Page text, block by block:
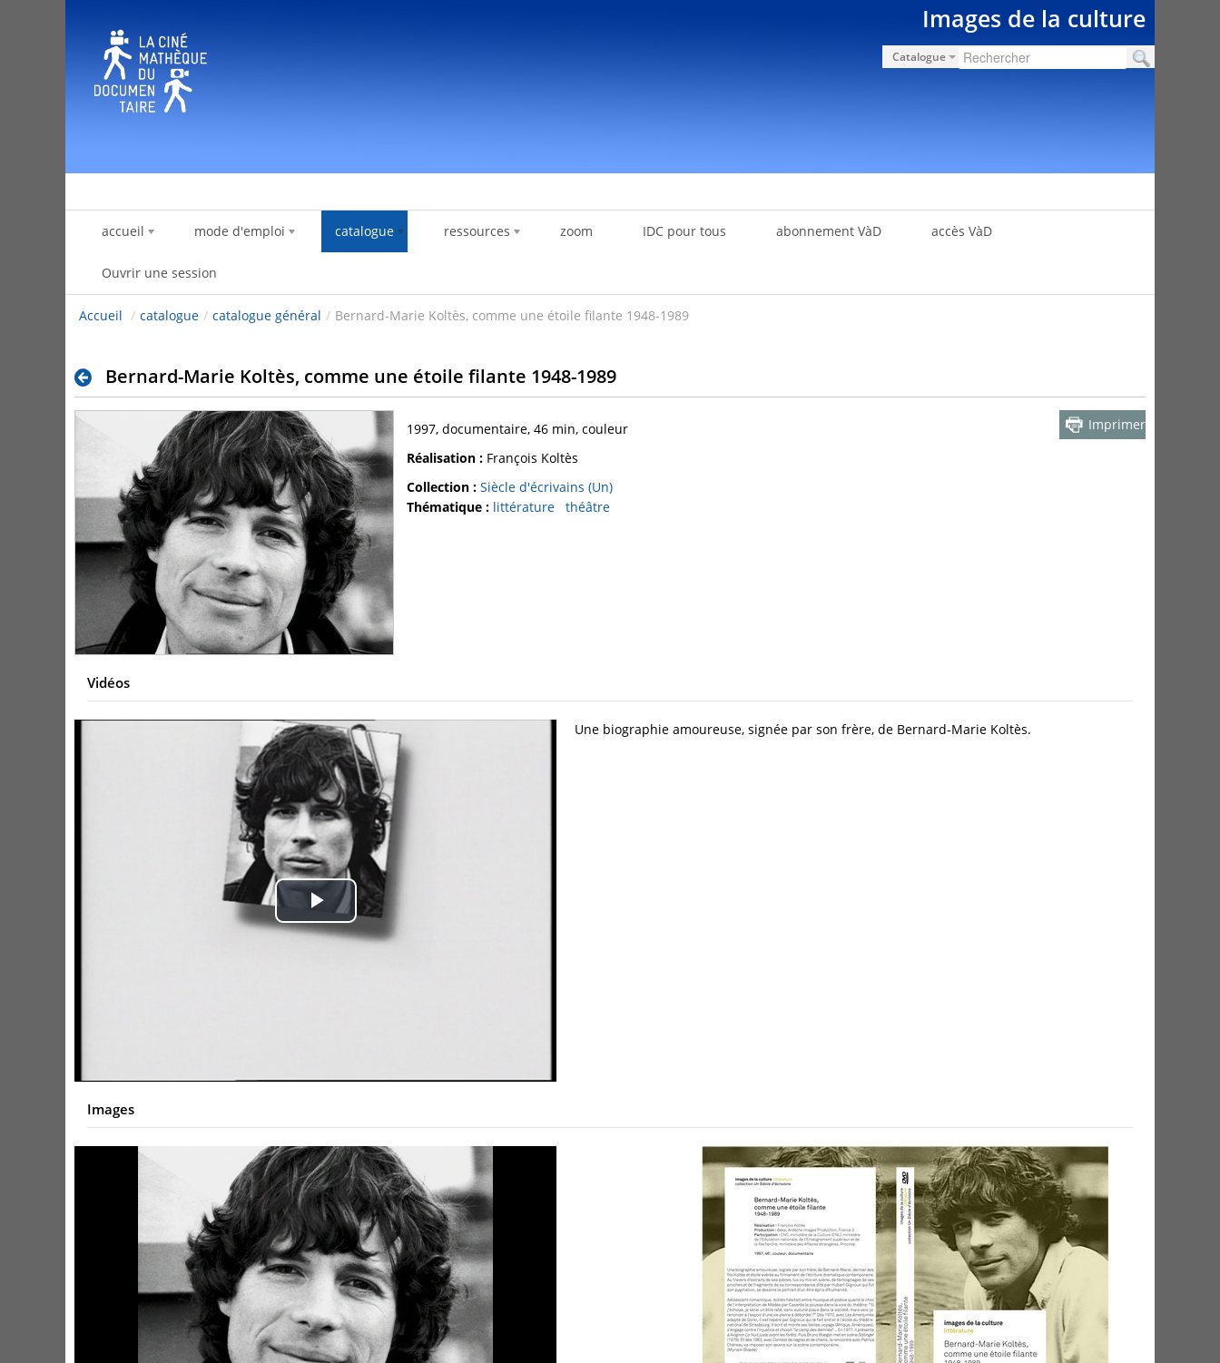
Images de la culture
Catalogue
accueil mode d'emploi catalogue ressources zoom IDC pour tous abonnement VàD accès VàD
Ouvrir une session
Accueil / catalogue / catalogue général / Bernard-Marie Koltès, comme une étoile filante 1948-1989
Bernard-Marie Koltès, comme une étoile filante 1948-1989
Imprimer
1997, documentaire, 46 min, couleur
Réalisation : François Koltès
Collection : Siècle d'écrivains (Un)
Thématique : littérature théâtre
Vidéos
Play
Une biographie amoureuse, signée par son frère, de Bernard-Marie Koltès.
Images